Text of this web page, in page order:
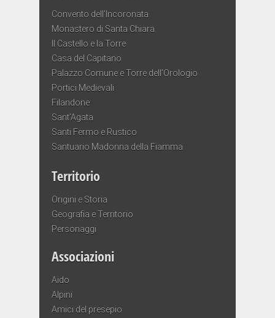
Convento dell’Incoronata
Monastero di Santa Chiara
Il Castello e la Torre
Casa del Capitano
Palazzo Comune e Torre dell’Orologio
Portici Medievali
Filandone
Sant’Agata
Santi Fermo e Rustico
Santuario Madonna della Fiamma
Territorio
Origini e Storia
Geografia e Territorio
Personaggi
Associazioni
Aido
Alpini
Amici del presepio